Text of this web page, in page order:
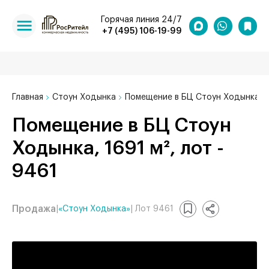
+7 (495) 106-19-99
Горячая линия 24/7
Главная Стоун Ходынка Помещение в БЦ Стоун Ходынка,
Помещение в БЦ Стоун
Ходынка, 1691 м², лот -
9461
Продажа «Стоун Ходынка» | Лот 9461